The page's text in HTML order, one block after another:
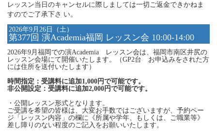
レッスン当日のキャンセルに際しましては一切ご返金できかねま
すのでご了承下さ い。
2026年9月26日（土）
第377回 演Academia福岡 レッスン会 10:00-14:00
2026年9月福岡での演Academia レッスン会は、福岡市南区井尻の
レッスン会場にて開催いたします。（GP2台 お申込みをされた方
には住所を送付いたします）
時間指定：受講料に追加1,000円で可能です。
非公開設定：受講料に追加2,000円で可能です。
・公開レッスン形式となります。
ご受講を希望の皆様は、大変お手数ではございますが、予約ペー
ジ「レッスン内容」の欄に《所属や学年、もしくは、ご職業等》
差し障りのない程度のご記入をお願いいたします。